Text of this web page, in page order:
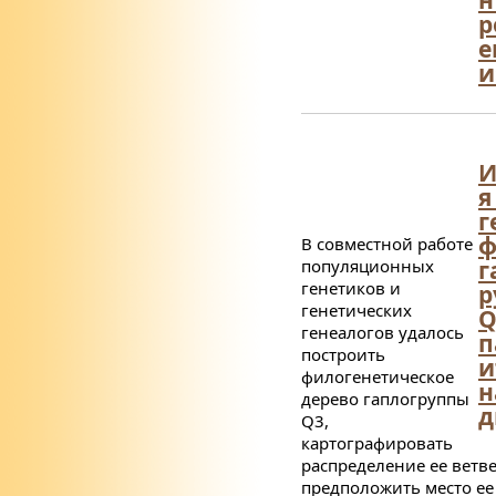
В совместной работе
популяционных
генетиков и
генетических
генеалогов удалось
построить
филогенетическое
дерево гаплогруппы
Q3,
картографировать
распределение ее
предположить место ее